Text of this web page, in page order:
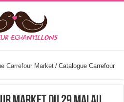
Carrefour Market / Catalogue Carrefour